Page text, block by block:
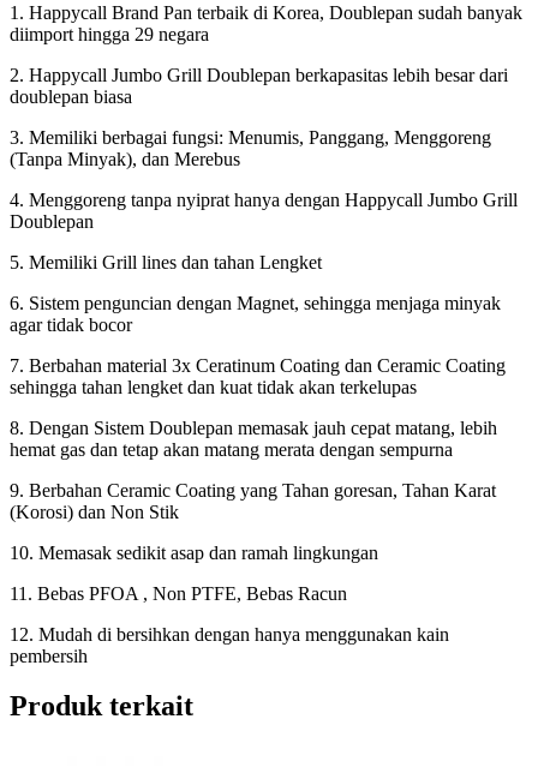
1. Happycall Brand Pan terbaik di Korea, Doublepan sudah banyak
diimport hingga 29 negara
2. Happycall Jumbo Grill Doublepan berkapasitas lebih besar dari
doublepan biasa
3. Memiliki berbagai fungsi: Menumis, Panggang, Menggoreng
(Tanpa Minyak), dan Merebus
4. Menggoreng tanpa nyiprat hanya dengan Happycall Jumbo Grill
Doublepan
5. Memiliki Grill lines dan tahan Lengket
6. Sistem penguncian dengan Magnet, sehingga menjaga minyak
agar tidak bocor
7. Berbahan material 3x Ceratinum Coating dan Ceramic Coating
sehingga tahan lengket dan kuat tidak akan terkelupas
8. Dengan Sistem Doublepan memasak jauh cepat matang, lebih
hemat gas dan tetap akan matang merata dengan sempurna
9. Berbahan Ceramic Coating yang Tahan goresan, Tahan Karat
(Korosi) dan Non Stik
10. Memasak sedikit asap dan ramah lingkungan
11. Bebas PFOA , Non PTFE, Bebas Racun
12. Mudah di bersihkan dengan hanya menggunakan kain
pembersih
Produk terkait